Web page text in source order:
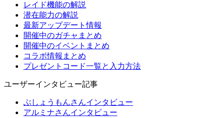
レイド機能の解説
潜在能力の解説
最新アップデート情報
開催中のガチャまとめ
開催中のイベントまとめ
コラボ情報まとめ
プレゼントコード一覧と入力方法
ユーザーインタビュー記事
ぶしょうもんさんインタビュー
アルミナさんインタビュー